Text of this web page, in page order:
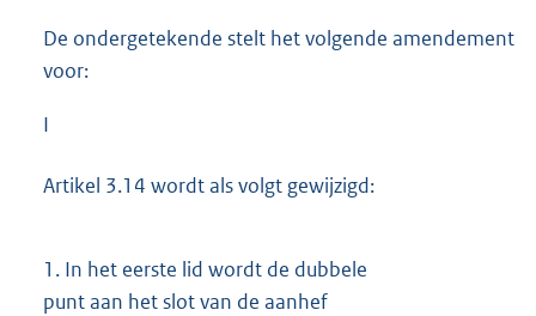
De ondergetekende stelt het volgende amendement
voor:
I
Artikel 3.14 wordt als volgt gewijzigd:
1. In het eerste lid wordt de dubbele
punt aan het slot van de aanhef